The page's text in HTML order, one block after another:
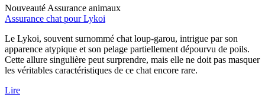
Nouveauté Assurance animaux
Assurance chat pour Lykoi
Le Lykoi, souvent surnommé chat loup-garou, intrigue par son
apparence atypique et son pelage partiellement dépourvu de poils.
Cette allure singulière peut surprendre, mais elle ne doit pas masquer
les véritables caractéristiques de ce chat encore rare.
Lire